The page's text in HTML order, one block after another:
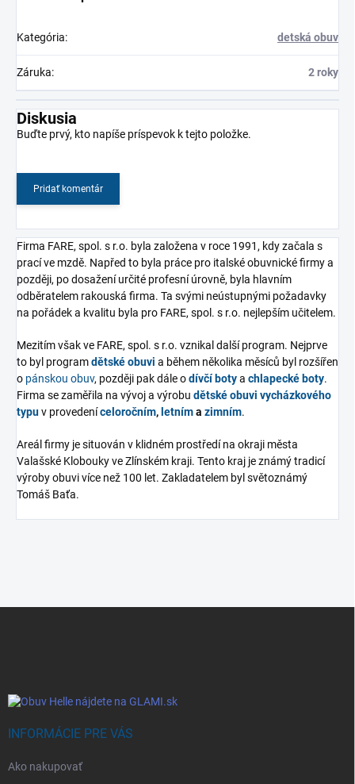
Kategória: detská obuv
Záruka: 2 roky
Diskusia
Buďte prvý, kto napíše príspevok k tejto položke.
Pridať komentár
Firma FARE, spol. s r.o. byla založena v roce 1991, kdy začala s
prací ve mzdě. Napřed to byla práce pro italské obuvnické firmy a
později, po dosažení určité profesní úrovně, byla hlavním
odběratelem rakouská firma. Ta svými neústupnými požadavky
na pořádek a kvalitu byla pro FARE, spol. s r.o. nejlepším učitelem.
Mezitím však ve FARE, spol. s r.o. vznikal další program. Nejprve
to byl programdětské obuvi a během několika měsíců byl rozšířen
o pánskou obuv, později pak dále odívčí botya chlapecké boty.
Firma se zaměřila na vývoj a výrobu dětské obuvi vycházkového
typuv provedeníceloročním, letníma zimním.
Areál firmy je situován v klidném prostředí na okraji města
Valašské Klobouky ve Zlínském kraji. Tento kraj je známý tradicí
výroby obuvi více než 100 let. Zakladatelem byl světoznámý
Tomáš Baťa.
INFORMÁCIE PRE VÁS
Ako nakupovať